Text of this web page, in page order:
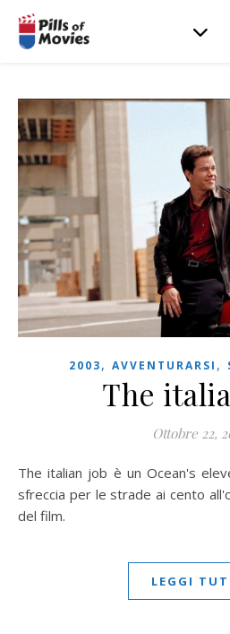
2003, AVVENTURARSI ,
The
Ottobre 22,
The italian job è un Ocean's eleven sempre di corsa, che
sfreccia per le strade ai cento
del film.
LEGGI